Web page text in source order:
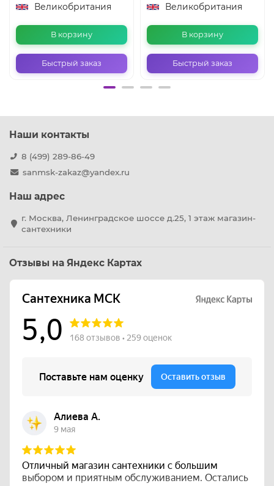
Великобритания
В корзину
Быстрый заказ
Великобритания
В корзину
Быстрый заказ
Наши контакты
8 (499) 289-86-49
sanmsk-zakaz@yandex.ru
Наш адрес
г. Москва, Ленинградское шоссе д.25, 1 этаж магазин-
сантехники
Отзывы на Яндекс Картах